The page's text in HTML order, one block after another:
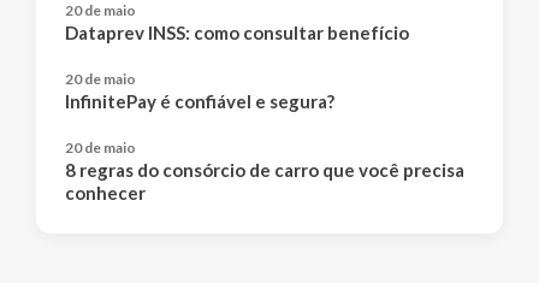
20 de maio
Dataprev INSS: como consultar benefício
20 de maio
InfinitePay é confiável e segura?
20 de maio
8 regras do consórcio de carro que você precisa
conhecer